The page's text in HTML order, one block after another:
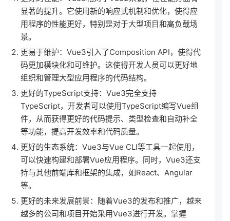
显著的提升。它使用新的响应式机制和优化，使得应
用程序的性能更好，特别是对于大型项目和高负载场
景。
更易于维护：Vue3引入了Composition API，使得代
码更加模块化和可维护。这使得开发人员可以更好地
组织和管理大型应用程序的代码结构。
更好的TypeScript支持：Vue3完全支持
TypeScript，开发者可以使用TypeScript编写Vue组
件，从而获得更好的代码提示、类型检查和自动补全
等功能，提高开发效率和代码质量。
更好的生态系统：Vue3与Vue CLI等工具一起使用，
可以快速构建和部署Vue应用程序。同时，Vue3还支
持与其他前端库和框架的集成，如React、Angular
等。
更好的未来发展前景：随着Vue3的发布和推广，越来
越多的公司和项目开始采用Vue3进行开发。掌握